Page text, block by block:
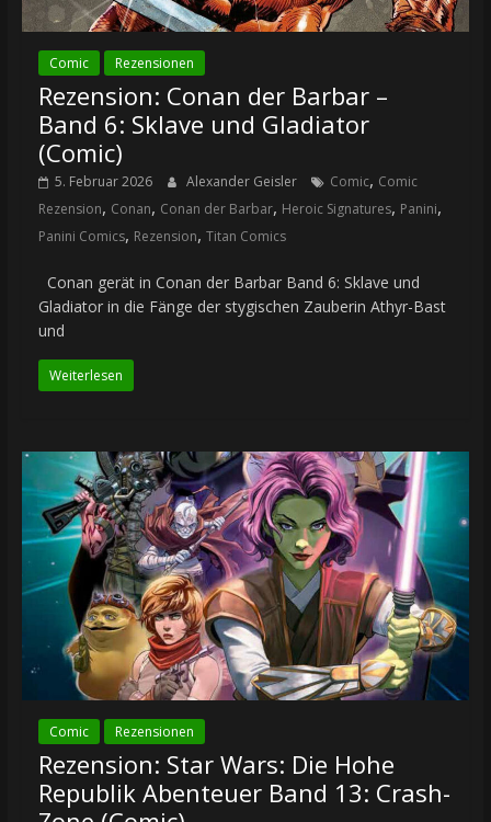
Comic Rezensionen
Rezension: Conan der Barbar –
Band 6: Sklave und Gladiator
(Comic)
5. Februar 2026 Alexander Geisler Comic, Comic
Rezension, Conan, Conan der Barbar, Heroic Signatures, Panini,
Panini Comics, Rezension, Titan Comics
Conan gerät in Conan der Barbar Band 6: Sklave und
Gladiator in die Fänge der stygischen Zauberin Athyr-Bast
und
Weiterlesen
Comic Rezensionen
Rezension: Star Wars: Die Hohe
Republik Abenteuer Band 13: Crash-